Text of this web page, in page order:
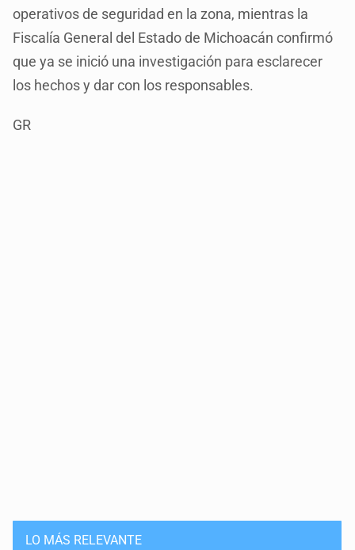
operativos de seguridad en la zona, mientras la
Fiscalía General del Estado de Michoacán confirmó
que ya se inició una investigación para esclarecer
los hechos y dar con los responsables.
GR
LO MÁS RELEVANTE